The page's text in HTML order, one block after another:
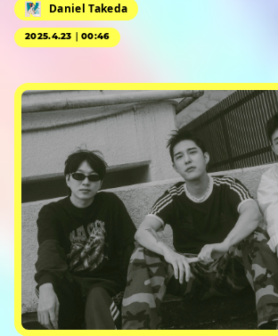
Daniel Takeda
2025.4.23｜00:46
#PR